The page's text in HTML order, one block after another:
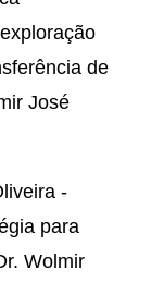
de
José
-
para
Wolmir